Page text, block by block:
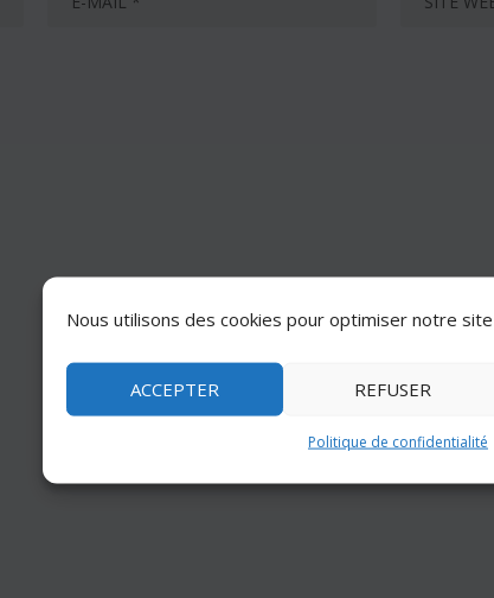
Nous utilisons des cookies pour optimiser notre
ACCEPTER REFUSER
Politique de confidentialité